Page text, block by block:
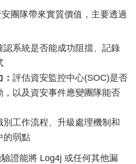
團隊帶來實質價值，主要透過
認系統是否能成功阻擋、記錄
評估資安監控中心(SOC)是否
，以及資安事件應變團隊能否
別工作流程、升級處理機制和
的弱點
證能將 Log4j 或任何其他漏